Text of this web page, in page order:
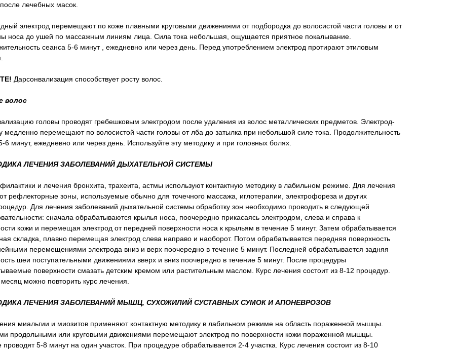
лечебных масок.
электрод перемещают по коже плавными круговыми движениями от подбородка до волосистой части головы и от
носа до ушей по массажным линиям лица. Сила тока небольшая, ощущается приятное покалывание.
сеанса 5-6 минут , ежедневно или через день. Перед употреблением электрод протирают этиловым
Дарсонвализация способствует росту волос.
волос
головы проводят гребешковым электродом после удаления из волос металлических предметов. Электрод-
медленно перемещают по волосистой части головы от лба до затылка при небольшой силе тока. Продолжительность
6 минут, ежедневно или через день. Используйте эту методику и при головных болях.
ЛЕЧЕНИЯ ЗАБОЛЕВАНИЙ ДЫХАТЕЛЬНОЙ СИСТЕМЫ
и лечения бронхита, трахеита, астмы используют контактную методику в лабильном режиме. Для лечения
рефлекторные зоны, используемые обычно для точечного массажа, иглотерапии, электрофореза и других
Для лечения заболеваний дыхательной системы обработку зон необходимо проводить в следующей
сначала обрабатываются крылья носа, поочередно прикасаясь электродом, слева и справа к
кожи и перемещая электрод от передней поверхности носа к крыльям в течение 5 минут. Затем обрабатывается
складка, плавно перемещая электрод слева направо и наоборот. Потом обрабатывается передняя поверхность
перемещениями электрода вниз и верх поочередно в течение 5 минут. Последней обрабатывается задняя
шеи поступательными движениями вверх и вниз поочередно в течение 5 минут. После процедуры
поверхности смазать детским кремом или растительным маслом. Курс лечения состоит из 8-12 процедур.
можно повторить курс лечения.
ЛЕЧЕНИЯ ЗАБОЛЕВАНИЙ МЫШЦ, СУХОЖИЛИЙ СУСТАВНЫХ СУМОК И АПОНЕВРОЗОВ
миальгии и миозитов применяют контактную методику в лабильном режиме на область пораженной мышцы.
продольными или круговыми движениями перемещают электрод по поверхности кожи пораженной мышцы.
проводят 5-8 минут на один участок. При процедуре обрабатывается 2-4 участка. Курс лечения состоит из 8-10